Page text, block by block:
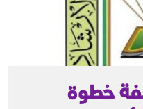
وظيفة خطوة